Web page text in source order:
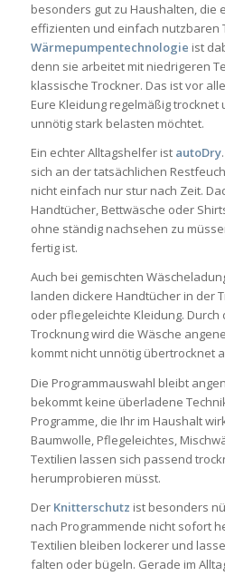
besonders gut zu Haushalten, die
effizienten und einfach nutzbaren
Wärmepumpentechnologie ist
denn sie arbeitet mit niedrigeren
klassische Trockner. Das ist vor
Eure Kleidung regelmäßig trocknet
unnötig stark belasten möchtet.
Ein echter Alltagshelfer ist autoDry
sich an der tatsächlichen
nicht einfach nur stur nach Zeit.
Handtücher, Bettwäsche oder
ohne ständig nachsehen zu
fertig ist.
Auch bei gemischten
landen dickere Handtücher in der
oder pflegeleichte Kleidung.
Trocknung wird die Wäsche
kommt nicht unnötig übertrocknet
Die Programmauswahl bleibt
bekommt keine überladene
Programme, die Ihr im Haushalt
Baumwolle, Pflegeleichtes,
Textilien lassen sich passend
herumprobieren müsst.
Der Knitterschutz ist besonders
nach Programmende nicht sofort
Textilien bleiben lockerer und
falten oder bügeln. Gerade im